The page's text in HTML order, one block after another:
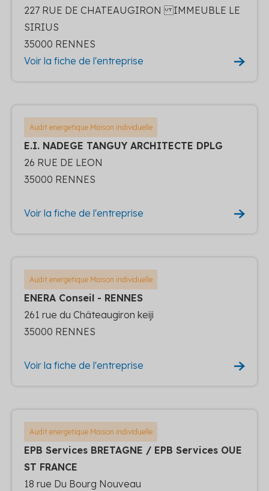
227 RUE DE CHATEAUGIRON IMMEUBLE LE
SIRIUS
35000 RENNES
Voir la fiche de l'entreprise
Audit energetique Maison individuelle
E.I. NADEGE TANGUY ARCHITECTE DPLG
26 RUE DE LEON
35000 RENNES
Voir la fiche de l'entreprise
Audit energetique Maison individuelle
ENERA Conseil - RENNES
261 rue du Châteaugiron keiji
35000 RENNES
Voir la fiche de l'entreprise
Audit energetique Maison individuelle
EPB Services BRETAGNE / EPB Services OUE
ST FRANCE
18 rue Du Bourg Nouveau